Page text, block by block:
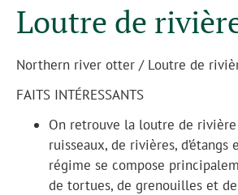
Loutre de
Northern river otter / Loutre de
FAITS INTÉRESSANTS
On retrouve la loutre de
ruisseaux, de rivières, d’étangs
régime se compose
de tortues, de grenouilles et de